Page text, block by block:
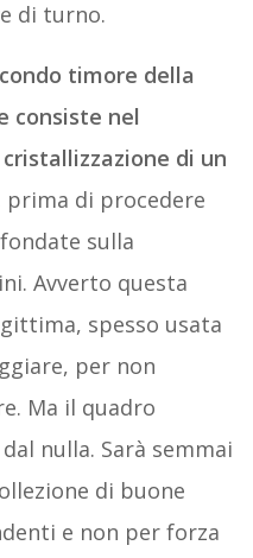
di turno.
timore della
consiste nel
di un
prima di procedere
sulla
Avverto questa
spesso usata
per non
Ma il quadro
nulla. Sarà semmai
di buone
e non per forza